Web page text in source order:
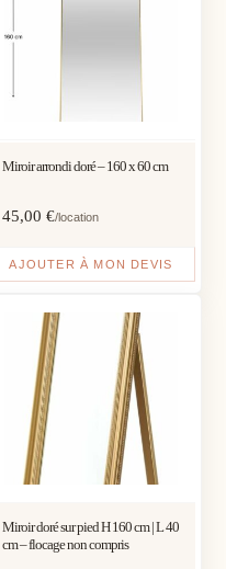
Miroir arrondi doré – 160 x 60 cm
45,00 €/location
AJOUTER À MON DEVIS
Miroir doré sur pied H 160 cm | L 40
cm – flocage non compris